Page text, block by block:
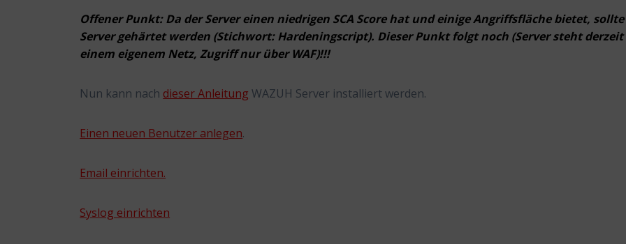
Offener Punkt: Da der Server einen niedrigen SCA Score hat und einige Angriffsfläche bietet,
Server gehärtet werden (Stichwort: Hardeningscript). Dieser Punkt folgt noch (Server steht
einem eigenem Netz, Zugriff nur über WAF)!!!
Nun kann nach dieser Anleitung WAZUH Server installiert werden.
Einen neuen Benutzer anlegen.
Email einrichten.
Syslog einrichten